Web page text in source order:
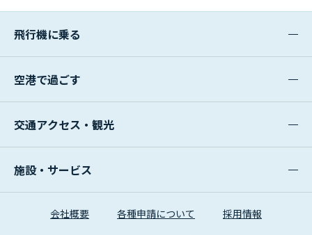
飛行機に乗る
空港で過ごす
交通アクセス・観光
施設・サービス
会社概要 各種申請について 採用情報